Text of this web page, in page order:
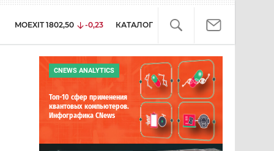
MOEXIT 1802,50 -0,23 КАТАЛОГ
CNEWS ANALYTICS
Топ-10 сфер применения
квантовых компьютеров.
Инфографика CNews